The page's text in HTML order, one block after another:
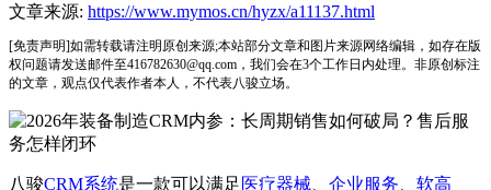
文章来源: https://www.mymos.cn/hyzx/a11137.html
[免责声明]如需转载请注明原创来源;本站部分文章和图片来源网络编辑，如存在版
权问题请发送邮件至416782630@qq.com，我们会在3个工作日内处理。非原创标注
的文章，观点仅代表作者本人，不代表八骏立场。
八骏CRM系统是一款可以满足 医疗器械 企业服务
软高